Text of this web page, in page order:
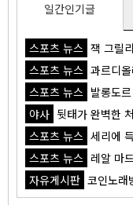
일간인기글
스포츠 뉴스 잭 그릴리
스포츠 뉴스 과르디
스포츠 뉴스 발롱도
야사 뒷태가 완벽한
스포츠 뉴스 세리에
스포츠 뉴스 레알 마드
자유게시판 코인노래